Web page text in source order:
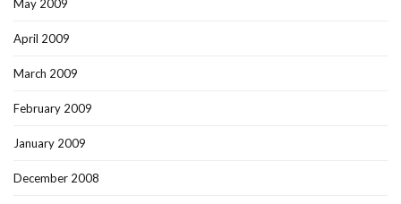
May 2009
April 2009
March 2009
February 2009
January 2009
December 2008